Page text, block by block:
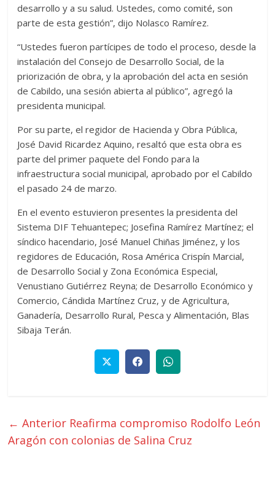
desarrollo y a su salud. Ustedes, como comité, son
parte de esta gestión”, dijo Nolasco Ramírez.
“Ustedes fueron partícipes de todo el proceso, desde la
instalación del Consejo de Desarrollo Social, de la
priorización de obra, y la aprobación del acta en sesión
de Cabildo, una sesión abierta al público”, agregó la
presidenta municipal.
Por su parte, el regidor de Hacienda y Obra Pública,
José David Ricardez Aquino, resaltó que esta obra es
parte del primer paquete del Fondo para la
infraestructura social municipal, aprobado por el Cabildo
el pasado 24 de marzo.
En el evento estuvieron presentes la presidenta del
Sistema DIF Tehuantepec; Josefina Ramírez Martínez; el
síndico hacendario, José Manuel Chiñas Jiménez, y los
regidores de Educación, Rosa América Crispín Marcial,
de Desarrollo Social y Zona Económica Especial,
Venustiano Gutiérrez Reyna; de Desarrollo Económico y
Comercio, Cándida Martínez Cruz, y de Agricultura,
Ganadería, Desarrollo Rural, Pesca y Alimentación, Blas
Sibaja Terán.
← Anterior Reafirma compromiso Rodolfo León
Aragón con colonias de Salina Cruz